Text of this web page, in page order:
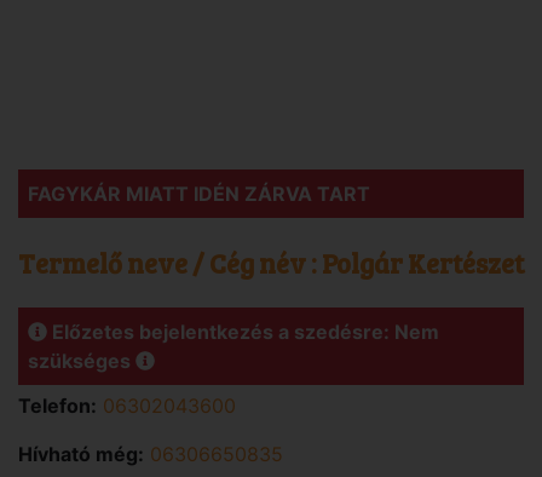
FAGYKÁR MIATT IDÉN ZÁRVA TART
Termelő neve / Cég név : Polgár Kertészet
Előzetes bejelentkezés a szedésre: Nem
szükséges
Telefon: 06302043600
Hívható még: 06306650835